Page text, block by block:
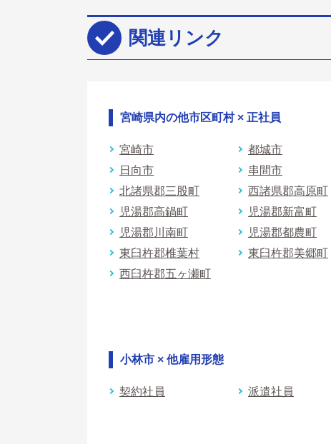
関連リンク
宮崎県内の他市区町村 × 正社員
宮崎市 都城市
日向市
串間市
北諸県郡三股町
西諸県郡高原町
児湯郡高鍋町
児湯郡新富町
児湯郡川南町
児湯郡都農町
東臼杵郡椎葉村
東臼杵郡美郷町
西臼杵郡五ヶ瀬町
小林市 × 他雇用形態
契約社員 派遣社員